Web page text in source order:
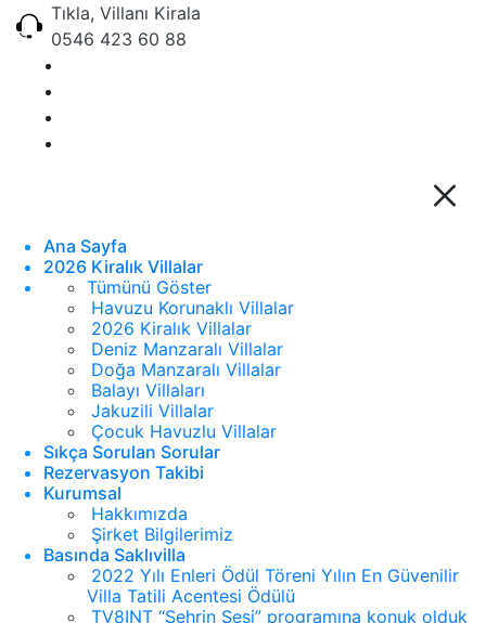
Tıkla, Villanı Kirala
0546 423 60 88
Ana Sayfa
2026 Kiralık Villalar
Tümünü Göster
Havuzu Korunaklı Villalar
2026 Kiralık Villalar
Deniz Manzaralı Villalar
Doğa Manzaralı Villalar
Balayı Villaları
Jakuzili Villalar
Çocuk Havuzlu Villalar
Sıkça Sorulan Sorular
Rezervasyon Takibi
Kurumsal
Hakkımızda
Şirket Bilgilerimiz
Basında Saklıvilla
2022 Yılı Enleri Ödül Töreni Yılın En Güvenilir
Villa Tatili Acentesi Ödülü
TV8INT “Şehrin Sesi” programına konuk olduk